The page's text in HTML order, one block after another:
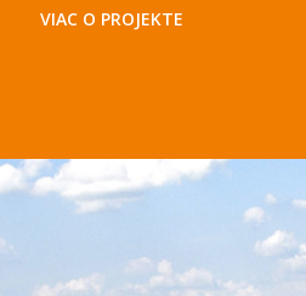
VIAC O PROJEKTE